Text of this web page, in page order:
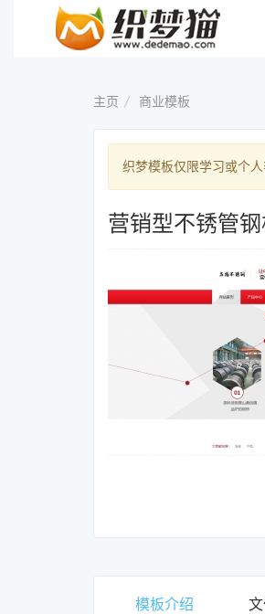
主页 商业模板
织梦模板仅限学习或个
营销型不锈管
模板介绍